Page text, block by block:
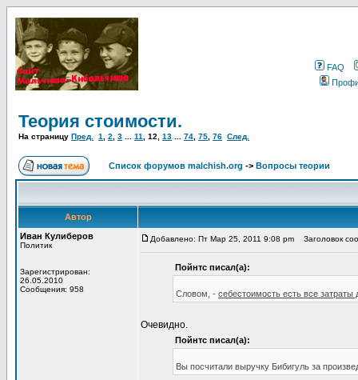
FAQ
Теория стоимости.
На страницу Пред. 1 2 3 11 12 13 74 75 76 След.
Список форумов malchish.org -> Вопросы теории
Автор
Иван Кулиберов
Политик
Зарегистрирован:
26.05.2010
Сообщения: 958
Добавлено: Пт Мар 25, 2011 9:08 pm Заголовок
Пойнтс писал(а):
Словом, - себестоимость есть все затраты
Очевидно.
Пойнтс писал(а):
Вы посчитали выручку Бибигуль за